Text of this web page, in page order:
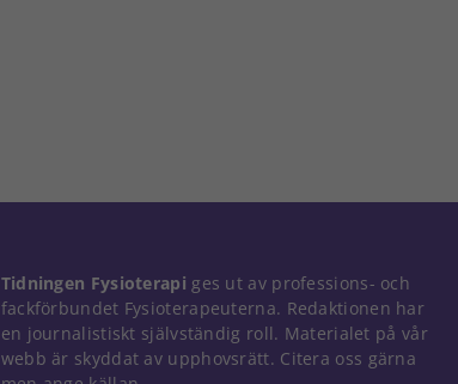
Tidningen Fysioterapi ges ut av professions- och
fackförbundet Fysioterapeuterna. Redaktionen har
en journalistiskt självständig roll. Materialet på vår
webb är skyddat av upphovsrätt. Citera oss gärna
Nödvändiga
Dessa kakor
går inte att
välja bort. De
behövs för